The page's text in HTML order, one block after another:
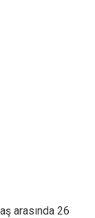
arasında 26